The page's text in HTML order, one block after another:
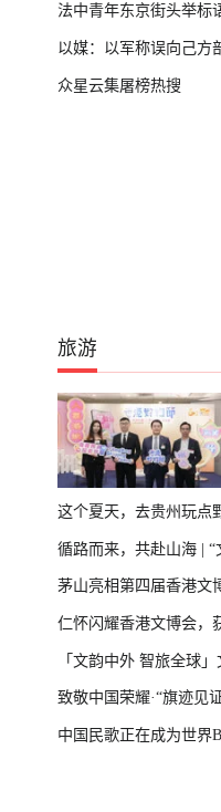
法中青年东京街头举标
以媒：以军称误向己方
众星云集屠榜热搜
旅游
这个夏天，去贵州玩点
循路而来，共赴山海 |
茅山亮相第四届香港文
播新表达
仁怀闪耀香港文博会，
「文韵中外 智旅全球
致敬中国荣耀·“旗迹见
中国民歌正在成为世界